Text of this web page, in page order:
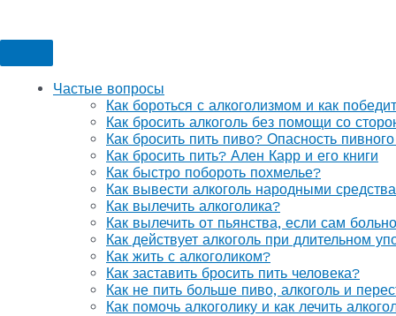
Частые вопросы
Как бороться с алкоголизмом и как
Как бросить алкоголь без помощи со
Как бросить пить пиво? Опасность
Как бросить пить? Ален Карр и его книги
Как быстро побороть похмелье?
Как вывести алкоголь народными
Как вылечить алкоголика?
Как вылечить от пьянства, если сам
Как действует алкоголь при длительном
Как жить с алкоголиком?
Как заставить бросить пить человека?
Как не пить больше пиво, алкоголь и
Как помочь алкоголику и как лечить